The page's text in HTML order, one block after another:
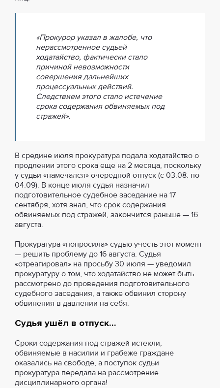
«Прокурор указал в жалобе, что
нерассмотренное судьей
ходатайство, фактически стало
причиной невозможности
совершения дальнейших
процессуальных действий.
Следствием этого стало истечение
срока содержания обвиняемых под
стражей».
В средине июля прокуратура подала ходатайство о
продлении этого срока еще на 2 месяца, поскольку
у судьи «намечался» очередной отпуск (с 03.08. по
04.09). В конце июля судья назначил
подготовительное судебное заседание на 17
сентября, хотя знал, что срок содержания
обвиняемых под стражей, закончится раньше — 16
августа.
Прокуратура «попросила» судью учесть этот момент
— решить проблему до 16 августа. Судья
«отреагировал» на просьбу 30 июля — уведомил
прокуратуру о том, что ходатайство не может быть
рассмотрено до проведения подготовительного
судебного заседания, а также обвинил сторону
обвинения в давлении на себя.
Судья ушёл в отпуск…
Сроки содержания под стражей истекли,
обвиняемые в насилии и грабеже граждане
оказались на свободе, а поступок судьи
прокуратура передала на рассмотрение
дисциплинарного органа!